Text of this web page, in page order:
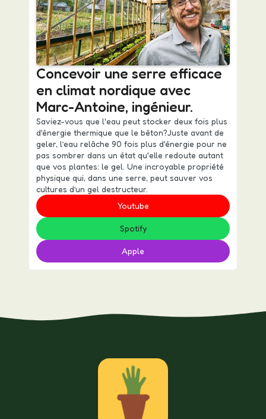
Concevoir une serre efficace
en climat nordique avec
Marc-Antoine, ingénieur.
Saviez-vous que l'eau peut stocker deux fois plus
d'énergie thermique que le béton?Juste avant de
geler, l’eau relâche 90 fois plus d'énergie pour ne
pas sombrer dans un état qu'elle redoute autant
que vos plantes: le gel. Une incroyable propriété
physique qui, dans une serre, peut sauver vos
cultures d’un gel destructeur.
Youtube
Spotify
Apple